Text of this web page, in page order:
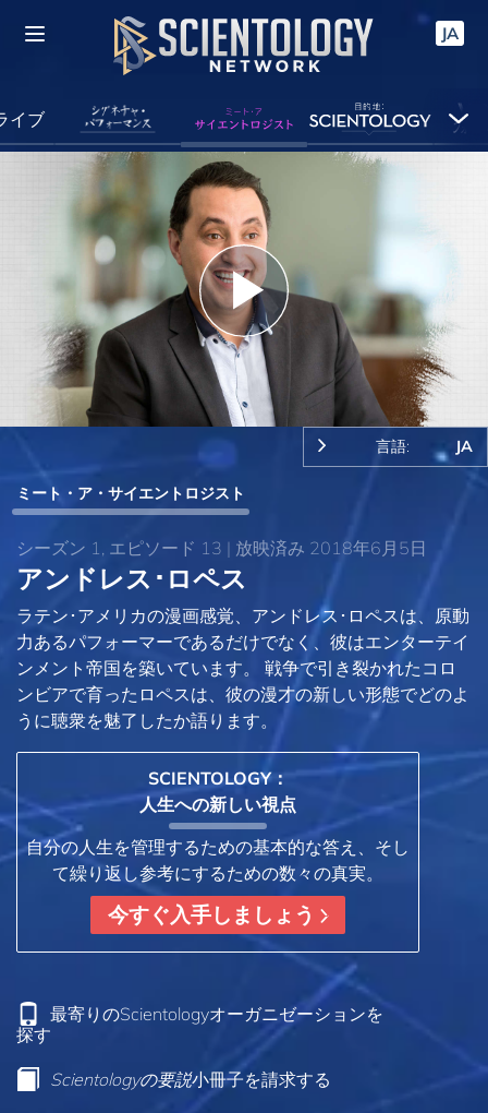
JA
イブ
Play
Video
言語: JA
ミート・ア・サイエントロジスト
シーズン 1, エピソード 13 | 放映済み 2018年6月5日
アンドレス･ロペス
ラテン･アメリカの漫画感覚、アンドレス･ロペスは、原動
力あるパフォーマーであるだけでなく、彼はエンターテイ
ンメント帝国を築いています。 戦争で引き裂かれたコロ
ンビアで育ったロペスは、彼の漫才の新しい形態でどのよ
うに聴衆を魅了したか語ります。
SCIENTOLOGY：
人生への新しい視点
自分の人生を管理するための基本的な答え、そし
て繰り返し参考にするための数々の真実。
今すぐ入手しましょう
最寄りのScientologyオーガニゼーションを
探す
Scientologyの要説小冊子を請求する